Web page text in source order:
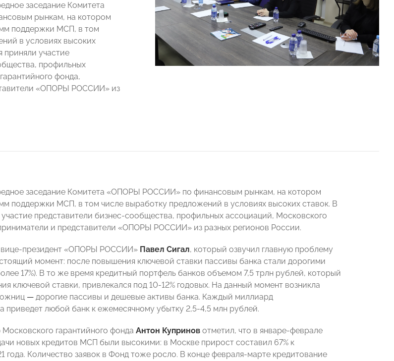
заседание Комитета
рынкам, на котором
поддержки МСП, в том
в условиях высоких
приняли участие
профильных
фонда,
«ОПОРЫ РОССИИ» из
заседание Комитета «ОПОРЫ РОССИИ» по финансовым рынкам, на котором
поддержки МСП, в том числе выработку предложений в условиях высоких ставок. В
представители бизнес-сообщества, профильных ассоциаций, Московского
и представители «ОПОРЫ РОССИИ» из разных регионов России.
вице-президент «ОПОРЫ РОССИИ» Павел Сигал, который озвучил главную проблему
момент: после повышения ключевой ставки пассивы банка стали дорогими
17%). В то же время кредитный портфель банков объемом 7,5 трлн рублей, который
ключевой ставки, привлекался под 10-12% годовых. На данный момент возникла
— дорогие пассивы и дешевые активы банка. Каждый миллиард
приведет любой банк к ежемесячному убытку 2,5-4,5 млн рублей.
гарантийного фонда Антон Купринов отметил, что в январе-феврале
новых кредитов МСП были высокими: в Москве прирост составил 67% к
года. Количество заявок в Фонд тоже росло. В конце февраля-марте кредитование